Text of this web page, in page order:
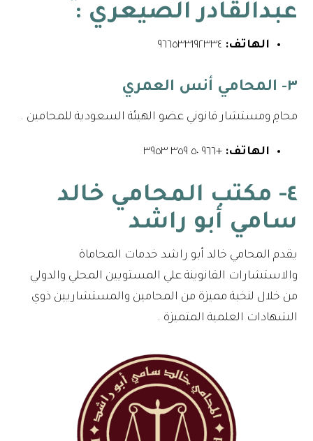
عبدالقادر الصيعري :
الهاتف:
٣- المحامي أنس العمري
محامِ ومستشار قانوني عضو الهيئة السعودية للمحامين .
الهاتف: +٩٦٦ ٥٠ ٣٥٩ ٣٩٥٣
٤- مكتب المحامي خالد
سامي أبو راشد
يقدم المحامي خالد أبو راشد خدمات المحاماة
والاستشارات القانوينة علي المستويين المحلي والدولي
من خلال لنخبة مميزة من المحامين والمستشاريين ذوي
الشهادات العلمية المتميزة .